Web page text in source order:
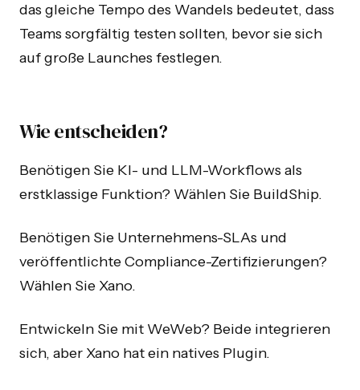
das gleiche Tempo des Wandels bedeutet, dass
Teams sorgfältig testen sollten, bevor sie sich
auf große Launches festlegen.
Wie entscheiden?
Benötigen Sie KI- und LLM-Workflows als
erstklassige Funktion? Wählen Sie BuildShip.
Benötigen Sie Unternehmens-SLAs und
veröffentlichte Compliance-Zertifizierungen?
Wählen Sie Xano.
Entwickeln Sie mit WeWeb? Beide integrieren
sich, aber Xano hat ein natives Plugin.